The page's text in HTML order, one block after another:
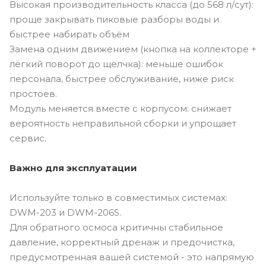
Высокая производительность класса (до 568 л/сут):
проще закрывать пиковые разборы воды и
быстрее набирать объём
Замена одним движением (кнопка на коллекторе +
лёгкий поворот до щелчка): меньше ошибок
персонала, быстрее обслуживание, ниже риск
простоев.
Модуль меняется вместе с корпусом: снижает
вероятность неправильной сборки и упрощает
сервис.
Важно для эксплуатации
Используйте только в совместимых системах:
DWM-203 и DWM-206S.
Для обратного осмоса критичны стабильное
давление, корректный дренаж и предочистка,
предусмотренная вашей системой - это напрямую